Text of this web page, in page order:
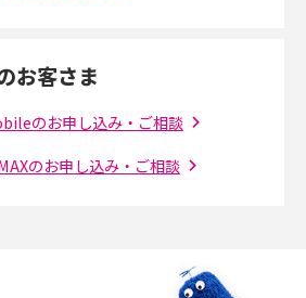
主な機能や登録方法、投稿の仕方を解説
）でスクショするとバレる？バレるケースや撮
お客さま
のお申し込み・ご相談
のお申し込み・ご相談